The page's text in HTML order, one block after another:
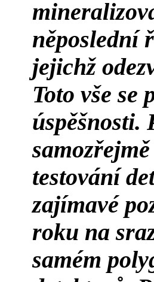
něposlední
jejichž
Toto vše se
úspěšnosti.
testování
zajímavé
roku na
samém